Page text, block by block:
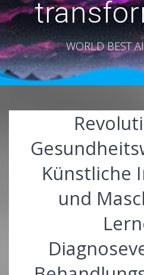
WORLD BEST
Künstliche
und